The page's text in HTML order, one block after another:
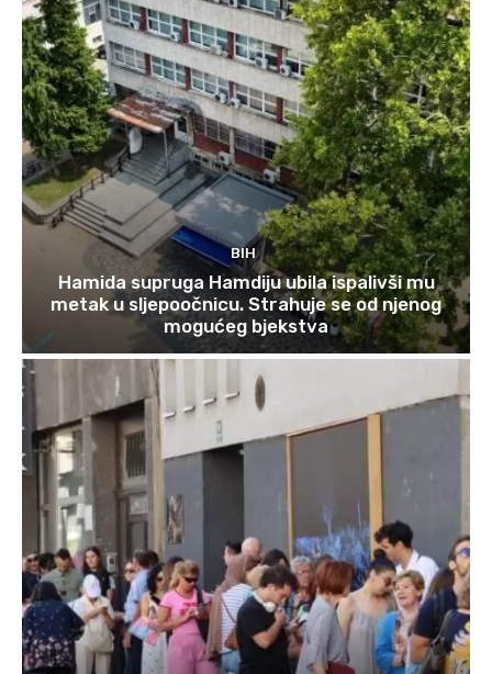
BIH
Hamida supruga Hamdiju ubila ispalivši mu
metak u sljepoočnicu. Strahuje se od njenog
mogućeg bjekstva